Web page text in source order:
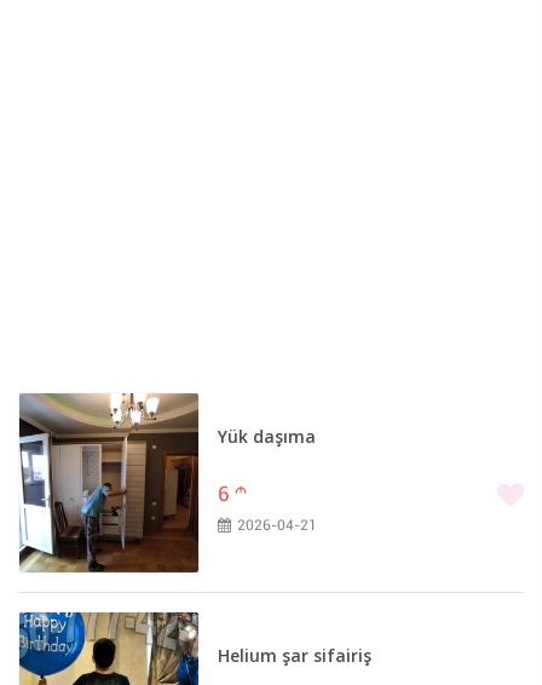
Yük daşıma
6 m
2026-04-21
Helium şar sifairiş